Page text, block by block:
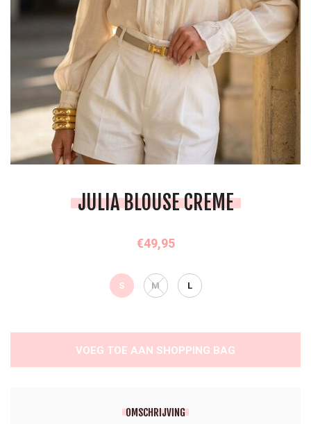
JULIA BLOUSE CREME
€49,95
OMSCHRIJVING
S M L
VOEG TOE AAN SHOPPING BAG